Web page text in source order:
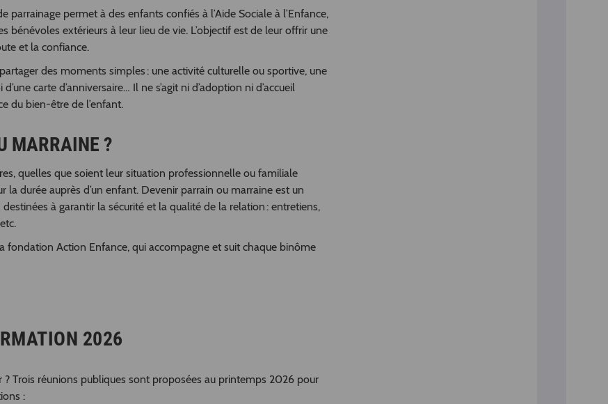
parrainage permet à des enfants confiés à l’Aide Sociale à l’Enfance,
bénévoles extérieurs à leur lieu de vie. L’objectif est de leur offrir une
et la confiance.
des moments simples : une activité culturelle ou sportive, une
carte d’anniversaire… Il ne s’agit ni d’adoption ni d’accueil
du bien-être de l’enfant.
MARRAINE ?
quelles que soient leur situation professionnelle ou familiale
la durée auprès d’un enfant. Devenir parrain ou marraine est un
à garantir la sécurité et la qualité de la relation : entretiens,
fondation Action Enfance, qui accompagne et suit chaque binôme
2026
Trois réunions publiques sont proposées au printemps 2026 pour
: